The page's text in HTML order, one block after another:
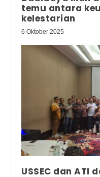
temu antara
kelestarian
6 Oktober 2025
USSEC dan ATI